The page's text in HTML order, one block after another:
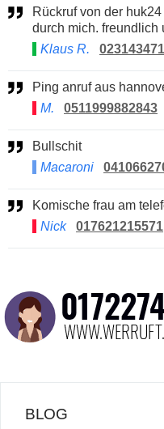
Rückruf von der huk24 nach meldung eines schadens
durch mich. freundlich
Klaus R.
Ping anruf aus
M.
0511999882843
Bullschit
Macaroni
Komische frau am
Nick
017621215571
BLOG